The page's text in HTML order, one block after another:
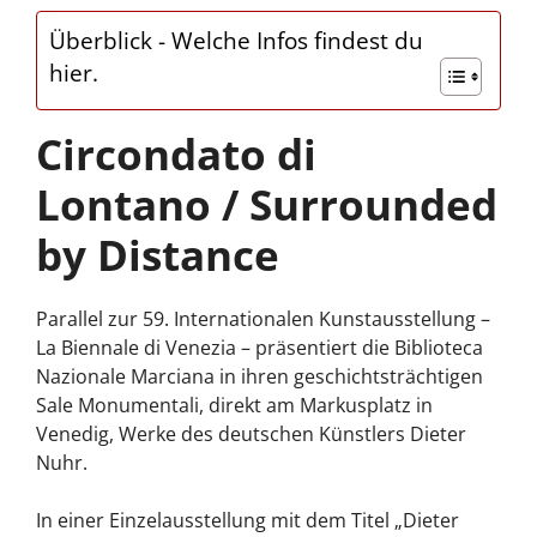
Überblick - Welche Infos findest du
hier.
Circondato di
Lontano / Surrounded
by Distance
Parallel zur 59. Internationalen Kunstausstellung –
La Biennale di Venezia – präsentiert die Biblioteca
Nazionale Marciana in ihren geschichtsträchtigen
Sale Monumentali, direkt am Markusplatz in
Venedig, Werke des deutschen Künstlers Dieter
Nuhr.
In einer Einzelausstellung mit dem Titel „Dieter